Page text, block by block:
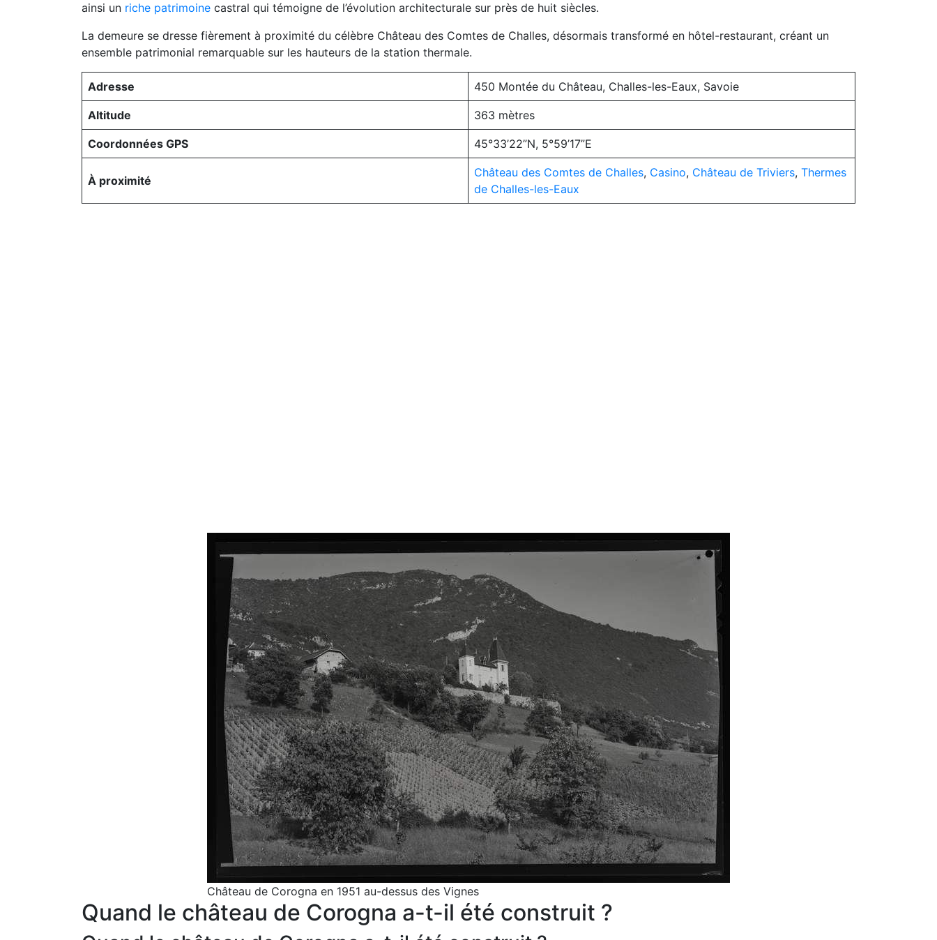
ainsi un riche patrimoine castral qui témoigne de l’évolution architecturale sur près de huit siècles.
La demeure se dresse fièrement à proximité du célèbre Château des Comtes de Challes, désormais transformé en hôtel-restaurant, créant un
ensemble patrimonial remarquable sur les hauteurs de la station thermale.
Adresse 450 Montée du Château, Challes-les-Eaux, Savoie
Altitude 363 mètres
Coordonnées GPS 45°33’22”N, 5°59’17”E
À proximité
Château des Comtes de Challes, Casino, Château de Triviers, Thermes
de Challes-les-Eaux
Château de Corogna en 1951 au-dessus des Vignes
Quand le château de Corogna a-t-il été construit ?